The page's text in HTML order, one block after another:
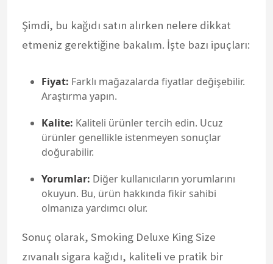
Şimdi, bu kağıdı satın alırken nelere dikkat
etmeniz gerektiğine bakalım. İşte bazı ipuçları:
Fiyat: Farklı mağazalarda fiyatlar değişebilir.
Araştırma yapın.
Kalite: Kaliteli ürünler tercih edin. Ucuz
ürünler genellikle istenmeyen sonuçlar
doğurabilir.
Yorumlar: Diğer kullanıcıların yorumlarını
okuyun. Bu, ürün hakkında fikir sahibi
olmanıza yardımcı olur.
Sonuç olarak, Smoking Deluxe King Size
zıvanalı sigara kağıdı, kaliteli ve pratik bir